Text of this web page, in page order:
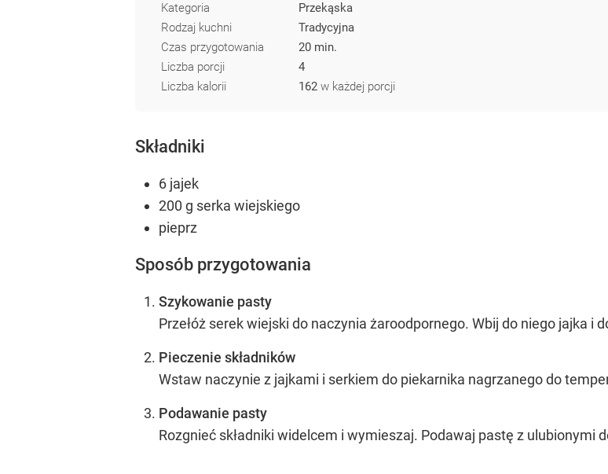
Kategoria
Przekąska
Rodzaj kuchni
Tradycyjna
Czas przygotowania
20 min.
Liczba porcji
4
Liczba kalorii
162 w każdej porcji
Składniki
6 jajek
200 g serka wiejskiego
pieprz
Sposób przygotowania
Szykowanie pasty
Przełóż serek wiejski do naczynia żaroodpornego. Wbij do niego jajka i
Pieczenie składników
Wstaw naczynie z jajkami i serkiem do piekarnika nagrzanego do
Podawanie pasty
Rozgnieć składniki widelcem i wymieszaj. Podawaj pastę z ulubionymi